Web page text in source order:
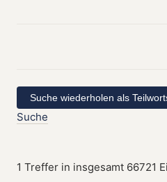
Suche
1 Treffer in insgesamt 66721